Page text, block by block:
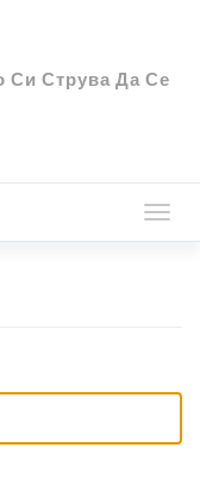
Си Струва Да Се